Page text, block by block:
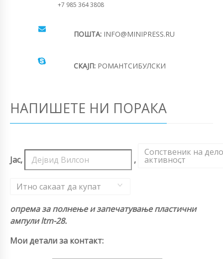
+7 985 364 3808
ПОШТА: INFO@MINIPRESS.RU
СКАЈП: РОМАНТСИБУЛСКИ
НАПИШЕТЕ НИ ПОРАКА
Јас, ,
Сопственик на
активност
,
Итно сакаат да купат
опрема за полнење и запечатување пластични
ампули ltm-28.
Мои детали за контакт: